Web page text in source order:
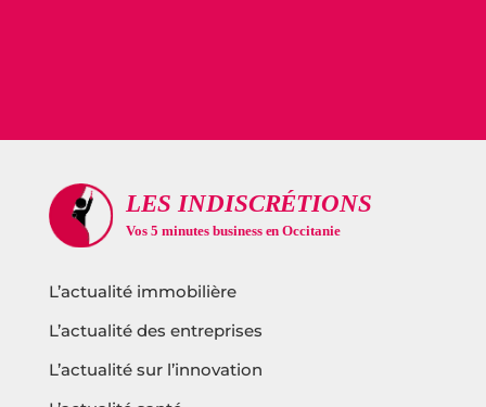
L’actualité immobilière
L’actualité des entreprises
L’actualité sur l’innovation